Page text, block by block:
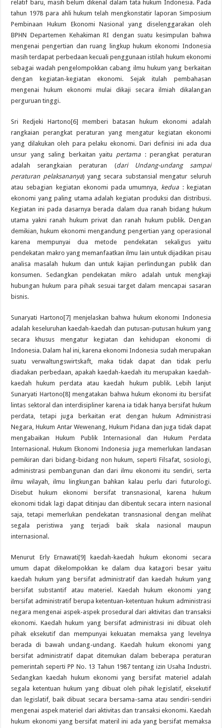
relatif baru, masih belum dikenal dalam tata hukum Indonesia. Pada
tahun 1978 para ahli hukum telah mengkonstatir laporan Simposium
Pembinaan Hukum Ekonomi Nasional yang diselenggarakan oleh
BPHN Departemen Kehakiman RI dengan suatu kesimpulan bahwa
mengenai pengertian dan ruang lingkup hukum ekonomi Indonesia
masih terdapat perbedaan kecuali penggunaan istilah hukum ekonomi
sebagai wadah pengelompokkan cabang ilmu hukum yang berkaitan
dengan kegiatan-kegiatan ekonomi. Sejak itulah pembahasan
mengenai hukum ekonomi mulai dikaji secara ilmiah dikalangan
perguruan tinggi.
Sri Redjeki Hartono[6] memberi batasan hukum ekonomi adalah
rangkaian perangkat peraturan yang mengatur kegiatan ekonomi
yang dilakukan oleh para pelaku ekonomi. Dari definisi ini ada dua
unsur yang saling berkaitan yaitu pertama: perangkat peraturan
adalah serangkaian peraturan (dari Undang-undang sampai
peraturan pelaksananya) yang secara substansial mengatur seluruh
atau sebagian kegiatan ekonomi pada umumnya, kedua: kegiatan
ekonomi yang paling utama adalah kegiatan produksi dan distribusi.
Kegiatan ini pada dasarnya berada dalam dua ranah bidang hukum
utama yakni ranah hukum privat dan ranah hukum publik. Dengan
demikian, hukum ekonomi mengandung pengertian yang operasional
karena mempunyai dua metode pendekatan sekaligus yaitu
pendekatan makro yang memanfaatkan ilmu lain untuk dijadikan pisau
analisa masalah hukum dan untuk kajian perlindungan publik dan
konsumen. Sedangkan pendekatan mikro adalah untuk mengkaji
hubungan hukum para pihak sesuai target dalam mencapai sasaran
bisnis.
Sunaryati Hartono[7] menjelaskan bahwa hukum ekonomi Indonesia
adalah keseluruhan kaedah-kaedah dan putusan-putusan hukum yang
secara khusus mengatur kegiatan dan kehidupan ekonomi di
Indonesia. Dalam hal ini, karena ekonomi Indonesia sudah merupakan
suatu verwaltungswirtskaft, maka tidak dapat dan tidak perlu
diadakan perbedaan, apakah kaedah-kaedah itu merupakan kaedah-
kaedah hukum perdata atau kaedah hukum publik. Lebih lanjut
Sunaryati Hartono[8] mengatakan bahwa hukum ekonomi itu bersifat
lintas sektoral dan interdisipliner karena ia tidak hanya bersifat hukum
perdata, tetapi juga berkaitan erat dengan hukum Administrasi
Negara, Hukum Antar Wewenang, Hukum Pidana dan juga tidak dapat
mengabaikan Hukum Publik Internasional dan Hukum Perdata
Internasional. Hukum Ekonomi Indonesia juga memerlukan landasan
pemikiran dari bidang-bidang non hukum, seperti Filsafat, sosiologi,
administrasi pembangunan dan dari ilmu ekonomi itu sendiri, serta
ilmu wilayah, ilmu lingkungan bahkan kalau perlu dari futurologi.
Disebut hukum ekonomi bersifat transnasional, karena hukum
ekonomi tidak lagi dapat ditinjau dan dibentuk secara intern nasional
saja, tetapi memerlukan pendekatan transnasional dengan melihat
segala peristiwa yang terjadi baik skala nasional maupun
internasional.
Menurut Erly Ernawati[9] kaedah-kaedah hukum ekonomi secara
umum dapat dikelompokkan ke dalam dua katagori besar yaitu
kaedah hukum yang bersifat administratif dan kaedah hukum yang
bersifat substantif atau materiel. Kaedah hukum ekonomi yang
bersifat administratif berupa ketentuan-ketentuan hukum administrasi
negara mengenai aspek-aspek prosedural dari aktivitas dan transaksi
ekonomi. Kaedah hukum yang bersifat administrasi ini dibuat oleh
pihak eksekutif dan mempunyai kekuatan memaksa yang levelnya
berada di bawah undang-undang. Kaedah hukum ekonomi yang
bersifat administratif dapat ditemukan dalam beberapa peraturan
pemerintah seperti PP No. 13 Tahun 1987 tentang izin Usaha Industri.
Sedangkan kaedah hukum ekonomi yang bersifat materiel adalah
segala ketentuan hukum yang dibuat oleh pihak legislatif, eksekutif
dan legislatif, baik dibuat secara bersama-sama atau sendiri-sendiri
mengenai aspek materiel dari aktivitas dan transaksi ekonomi. Kaedah
hukum ekonomi yang bersifat materil ini ada yang bersifat memaksa